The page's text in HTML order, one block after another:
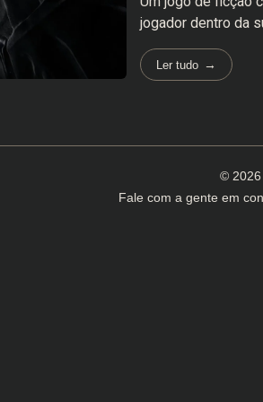
jogador dentro da
Ler tudo
© 2026
Fale com a gente em